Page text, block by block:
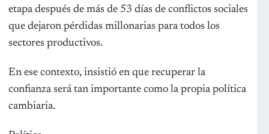
etapa después de más de 53 días de conflictos sociales
que dejaron pérdidas millonarias para todos los
sectores productivos.
En ese contexto, insistió en que recuperar la
confianza será tan importante como la propia política
cambiaria.